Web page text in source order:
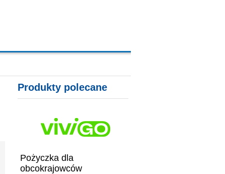
Produkty polecane
Pożyczka dla
obcokrajowców